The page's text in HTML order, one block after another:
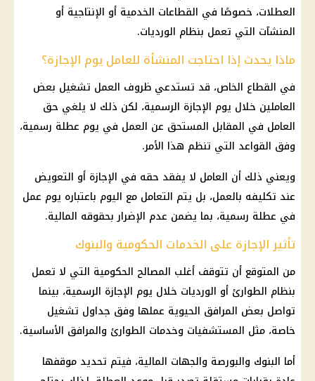
العطلات، خصوصًا في القطاعات الخدمية أو الإنتاجية أو
المنشآت التي تعمل بنظام الورديات.
ماذا يحدث إذا احتاجت المنشأة للعامل يوم الإجازة؟
في القطاع الخاص، قد تستدعي ظروف العمل تشغيل بعض
العاملين خلال يوم الإجازة الرسمية، لكن ذلك لا يلغي حق
العامل في المقابل المستحق عن العمل في يوم عطلة رسمية،
وفق القواعد التي تنظم هذا الأمر.
ويعني ذلك أن العامل لا يفقد حقه في الإجازة أو التعويض
عند تكليفه بالعمل، بل يتم التعامل مع اليوم باعتباره يوم عمل
في عطلة رسمية، بما يضمن عدم الإضرار بحقوقه المالية.
تأثير الإجازة على الخدمات الحكومية والبنوك
من المتوقع أن تتوقف أغلب المصالح الحكومية التي لا تعمل
بنظام الطوارئ أو الورديات خلال يوم الإجازة الرسمية، بينما
تواصل بعض المرافق الحيوية عملها وفق جداول تشغيل
خاصة، مثل المستشفيات وخدمات الطوارئ والمرافق الأساسية.
أما البنوك والبورصة والجهات المالية، فيتم تحديد موقفها